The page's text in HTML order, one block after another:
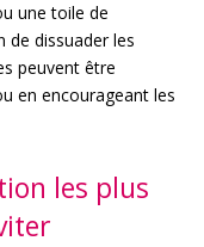
une toile de
de dissuader les
peuvent être
en encourageant les
les plus